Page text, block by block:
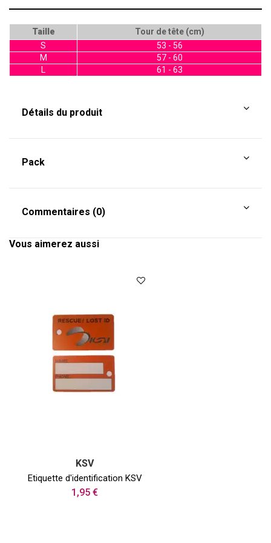
Taille
Tour de tête (cm)
S
53 - 56
M
57 - 60
L
61 - 63
Détails du produit
Pack
Commentaires (0)
Vous aimerez aussi
KSV
Etiquette d'identification KSV
1,95 €